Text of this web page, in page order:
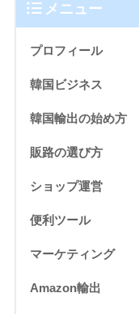
メニュー
プロフィール
韓国ビジネス
韓国輸出の始め方
販路の選び方
ショップ運営
便利ツール
マーケティング
Amazon輸出